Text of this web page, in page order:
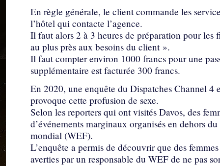
En règle générale, le client commande les
l’hôtel qui contacte l’agence.
Il faut alors 2 à 3 heures de préparation pour les
au plus près aux besoins du client ».
Il faut compter environ 1000 francs pour une
supplémentaire est facturée 300 francs.
En 2020, une enquête du Dispatches Channel 4
provoque cette profusion de sexe.
Selon les reporters qui ont visités Davos, des
d’événements marginaux organisés en dehors
mondial (WEF).
L’enquête a permis de découvrir que des
averties par un responsable du WEF de ne pas